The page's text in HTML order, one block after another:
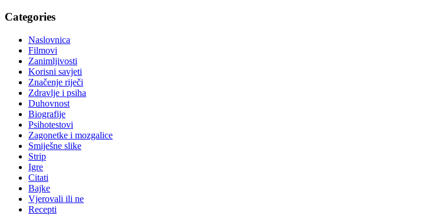
Categories
Naslovnica
Filmovi
Zanimljivosti
Korisni savjeti
Značenje riječi
Zdravlje i psiha
Duhovnost
Biografije
Psihotestovi
Zagonetke i mozgalice
Smiješne slike
Strip
Igre
Citati
Bajke
Vjerovali ili ne
Recepti